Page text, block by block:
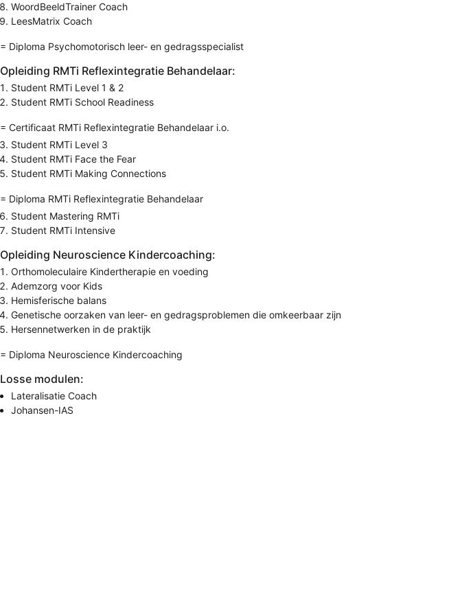
WoordBeeldTrainer Coach
LeesMatrix Coach
= Diploma Psychomotorisch leer- en gedragsspecialist
Opleiding RMTi Reflexintegratie Behandelaar:
Student RMTi Level 1 & 2
Student RMTi School Readiness
= Certificaat RMTi Reflexintegratie Behandelaar i.o.
Student RMTi Level 3
Student RMTi Face the Fear
Student RMTi Making Connections
= Diploma RMTi Reflexintegratie Behandelaar
Student Mastering RMTi
Student RMTi Intensive
Opleiding Neuroscience Kindercoaching:
Orthomoleculaire Kindertherapie en voeding
Ademzorg voor Kids
Hemisferische balans
Genetische oorzaken van leer- en gedragsproblemen die omkeerbaar zijn
Hersennetwerken in de praktijk
= Diploma Neuroscience Kindercoaching
Losse modulen:
Lateralisatie Coach
Johansen-IAS